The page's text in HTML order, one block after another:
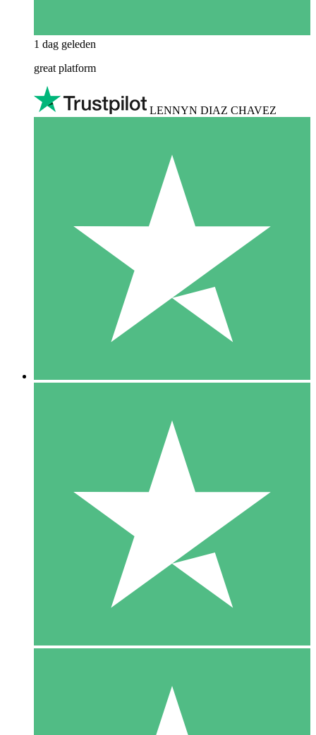
1 dag geleden
great platform
LENNYN DIAZ CHAVEZ